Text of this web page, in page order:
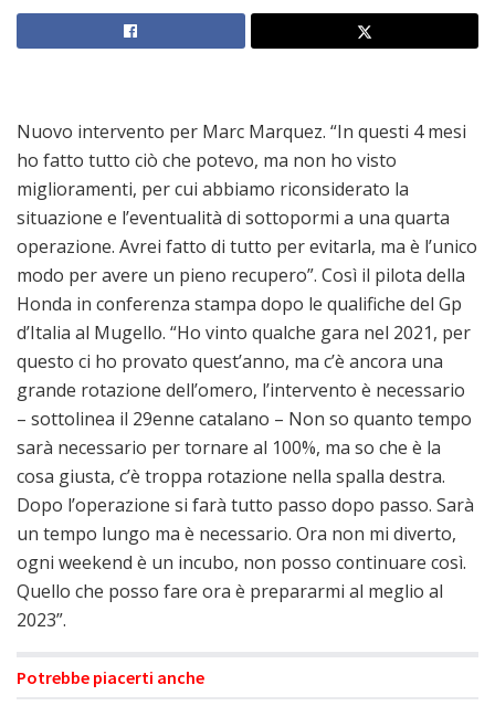
Nuovo intervento per Marc Marquez. “In questi 4 mesi
ho fatto tutto ciò che potevo, ma non ho visto
miglioramenti, per cui abbiamo riconsiderato la
situazione e l’eventualità di sottopormi a una quarta
operazione. Avrei fatto di tutto per evitarla, ma è l’unico
modo per avere un pieno recupero”. Così il pilota della
Honda in conferenza stampa dopo le qualifiche del Gp
d’Italia al Mugello. “Ho vinto qualche gara nel 2021, per
questo ci ho provato quest’anno, ma c’è ancora una
grande rotazione dell’omero, l’intervento è necessario
– sottolinea il 29enne catalano – Non so quanto tempo
sarà necessario per tornare al 100%, ma so che è la
cosa giusta, c’è troppa rotazione nella spalla destra.
Dopo l’operazione si farà tutto passo dopo passo. Sarà
un tempo lungo ma è necessario. Ora non mi diverto,
ogni weekend è un incubo, non posso continuare così.
Quello che posso fare ora è prepararmi al meglio al
2023”.
Potrebbe piacerti anche